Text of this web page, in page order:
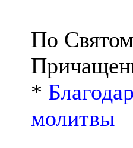
По Святом
*
молитвы